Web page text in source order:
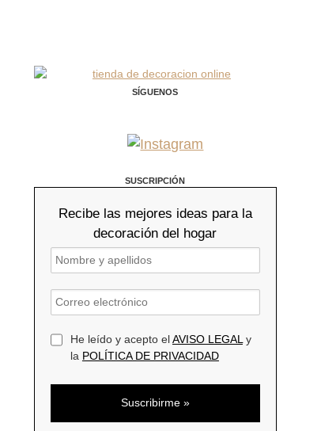
SÍGUENOS
SUSCRIPCIÓN
Recibe las mejores ideas para la
decoración del hogar
He leído y acepto elAVISO LEGAL y
la POLÍTICA DE PRIVACIDAD